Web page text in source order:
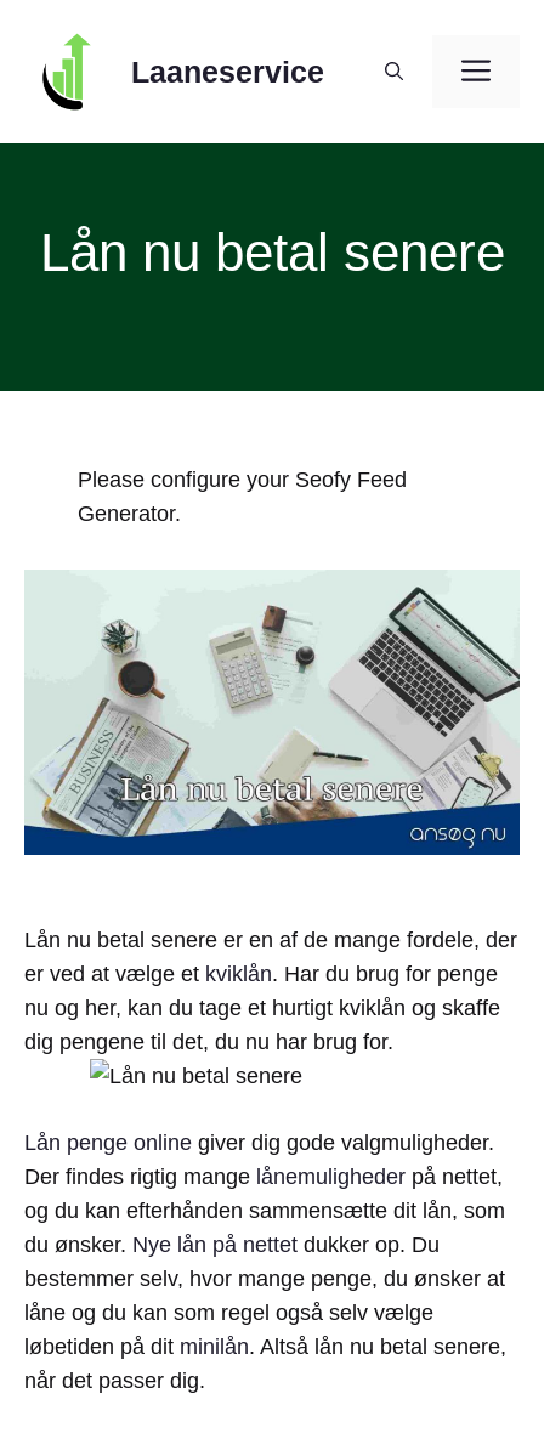
content
Laaneservice
Lån nu betal senere
Please configure your Seofy Feed
Generator.
Lån nu betal senere er en af de mange fordele, der
er ved at vælge et kviklån. Har du brug for penge
nu og her, kan du tage et hurtigt kviklån og skaffe
dig pengene til det, du nu har brug for.
Lån penge online giver dig gode valgmuligheder.
Der findes rigtig mange lånemuligheder på nettet,
og du kan efterhånden sammensætte dit lån, som
du ønsker. Nye lån på nettet dukker op. Du
bestemmer selv, hvor mange penge, du ønsker at
låne og du kan som regel også selv vælge
løbetiden på dit minilån. Altså lån nu betal senere,
når det passer dig.